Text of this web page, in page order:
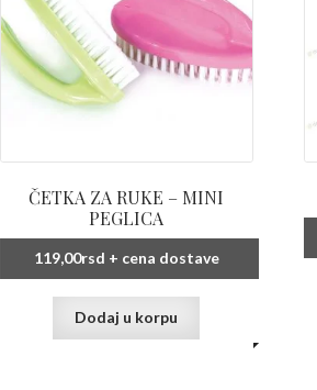
ČETKA ZA RUKE – MINI
PEGLICA
119,00rsd + cena dostave
Dodaj u korpu